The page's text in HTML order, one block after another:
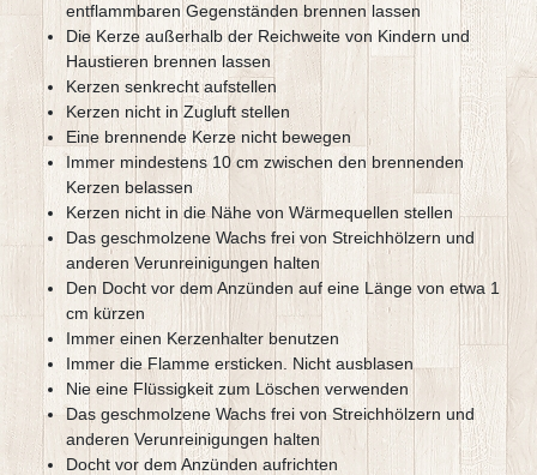
entflammbaren Gegenständen brennen lassen
Die Kerze außerhalb der Reichweite von Kindern und
Haustieren brennen lassen
Kerzen senkrecht aufstellen
Kerzen nicht in Zugluft stellen
Eine brennende Kerze nicht bewegen
Immer mindestens 10 cm zwischen den brennenden
Kerzen belassen
Kerzen nicht in die Nähe von Wärmequellen stellen
Das geschmolzene Wachs frei von Streichhölzern und
anderen Verunreinigungen halten
Den Docht vor dem Anzünden auf eine Länge von etwa 1
cm kürzen
Immer einen Kerzenhalter benutzen
Immer die Flamme ersticken. Nicht ausblasen
Nie eine Flüssigkeit zum Löschen verwenden
Das geschmolzene Wachs frei von Streichhölzern und
anderen Verunreinigungen halten
Docht vor dem Anzünden aufrichten